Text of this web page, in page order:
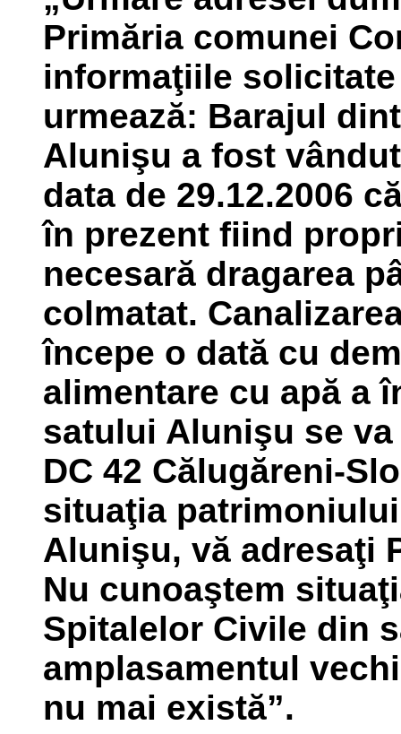
Primăria comunei
informaţiile
urmează: Barajul
Alunişu a fost
data de 29.12.2006
în prezent fiind
necesară dragarea
colmatat.
începe o dată cu
alimentare cu apă a
satului Alunişu se
DC 42 Călugăreni-
situaţia
Alunişu, vă adresaţi
Nu cunoaştem
Spitalelor Civile din
amplasamentul
nu mai există”.